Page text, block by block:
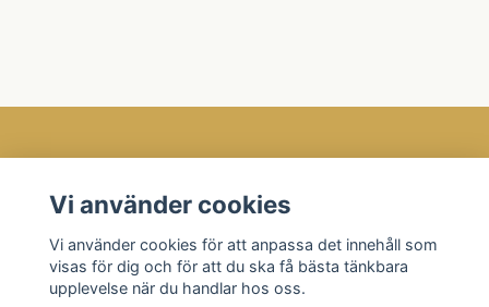
Kundtjänst
Läs mer
Sociala medier
Vi använder cookies
Vi använder cookies för att anpassa det innehåll som
visas för dig och för att du ska få bästa tänkbara
upplevelse när du handlar hos oss.